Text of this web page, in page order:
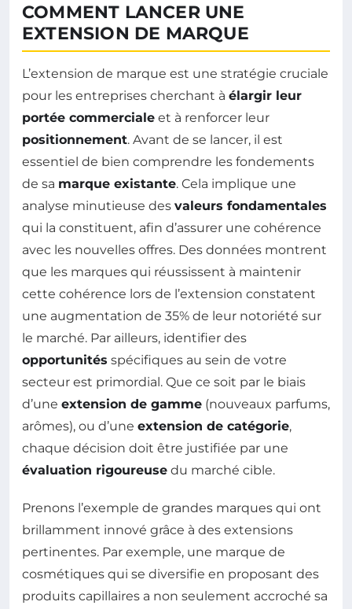
COMMENT LANCER UNE
EXTENSION DE MARQUE
L’extension de marque est une stratégie cruciale
pour les entreprises cherchant à élargir leur
portée commerciale et à renforcer leur
positionnement. Avant de se lancer, il est
essentiel de bien comprendre les fondements
de sa marque existante. Cela implique une
analyse minutieuse des valeurs fondamentales
qui la constituent, afin d’assurer une cohérence
avec les nouvelles offres. Des données montrent
que les marques qui réussissent à maintenir
cette cohérence lors de l’extension constatent
une augmentation de 35% de leur notoriété sur
le marché. Par ailleurs, identifier des
opportunités spécifiques au sein de votre
secteur est primordial. Que ce soit par le biais
d’une extension de gamme (nouveaux parfums,
arômes), ou d’une extension de catégorie,
chaque décision doit être justifiée par une
évaluation rigoureuse du marché cible.
Prenons l’exemple de grandes marques qui ont
brillamment innové grâce à des extensions
pertinentes. Par exemple, une marque de
cosmétiques qui se diversifie en proposant des
produits capillaires a non seulement accroché sa